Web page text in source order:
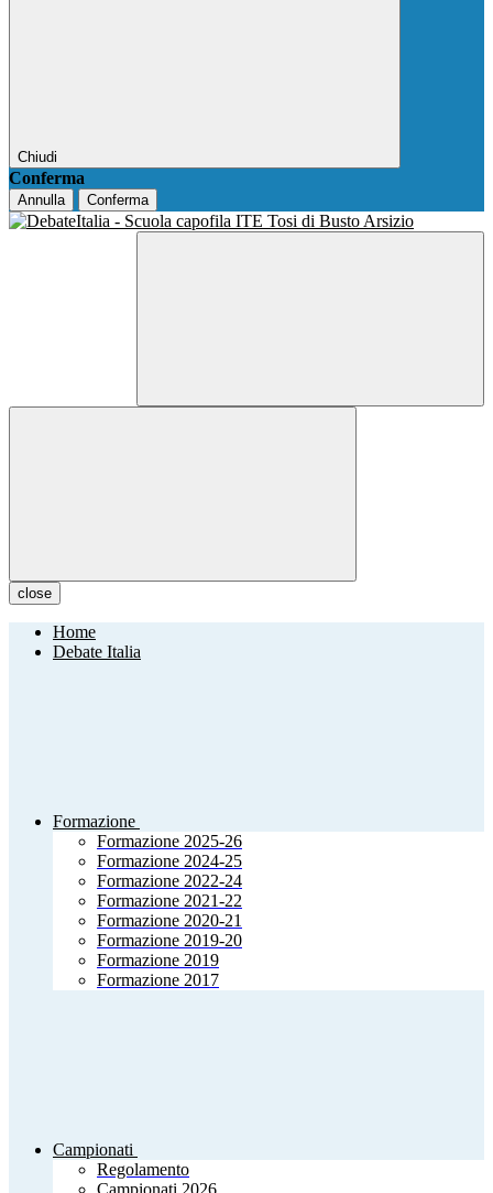
Chiudi
Conferma
Annulla Conferma
close
Home
Debate Italia
Formazione
Formazione 2025-26
Formazione 2024-25
Formazione 2022-24
Formazione 2021-22
Formazione 2020-21
Formazione 2019-20
Formazione 2019
Formazione 2017
Campionati
Regolamento